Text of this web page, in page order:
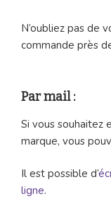
N’oubliez pas de
commande près
Par mail :
Si vous souhaitez
marque, vous
Il est possible d’
ligne.